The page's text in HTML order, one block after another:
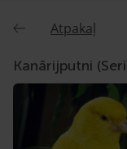
Atpakaļ
Kanārijputni